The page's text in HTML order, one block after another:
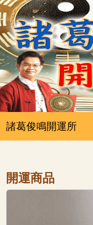
諸葛俊鳴開運所
開運商品